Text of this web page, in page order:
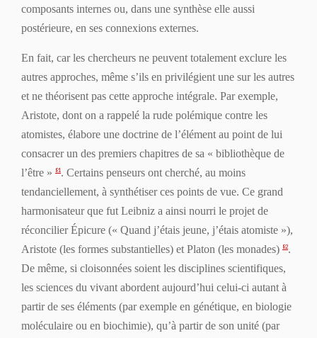
composants internes ou, dans une synthèse elle aussi
postérieure, en ses connexions externes.
En fait, car les chercheurs ne peuvent totalement exclure les
autres approches, même s’ils en privilégient une sur les autres
et ne théorisent pas cette approche intégrale. Par exemple,
Aristote, dont on a rappelé la rude polémique contre les
atomistes, élabore une doctrine de l’élément au point de lui
consacrer un des premiers chapitres de sa « bibliothèque de
l’être »
81. Certains penseurs ont cherché, au moins
tendanciellement, à synthétiser ces points de vue. Ce grand
harmonisateur que fut Leibniz a ainsi nourri le projet de
réconcilier Épicure (« Quand j’étais jeune, j’étais atomiste »),
Aristote (les formes substantielles) et Platon (les monades) 82.
De même, si cloisonnées soient les disciplines scientifiques,
les sciences du vivant abordent aujourd’hui celui-ci autant à
partir de ses éléments (par exemple en génétique, en biologie
moléculaire ou en biochimie), qu’à partir de son unité (par